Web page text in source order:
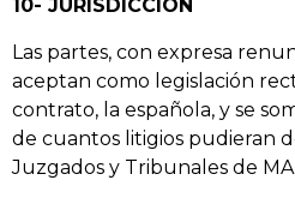
10- JURISDICCIÓN
Las partes, con expresa
aceptan como legislación
contrato, la española, y se
de cuantos litigios pudieran
Juzgados y Tribunales de